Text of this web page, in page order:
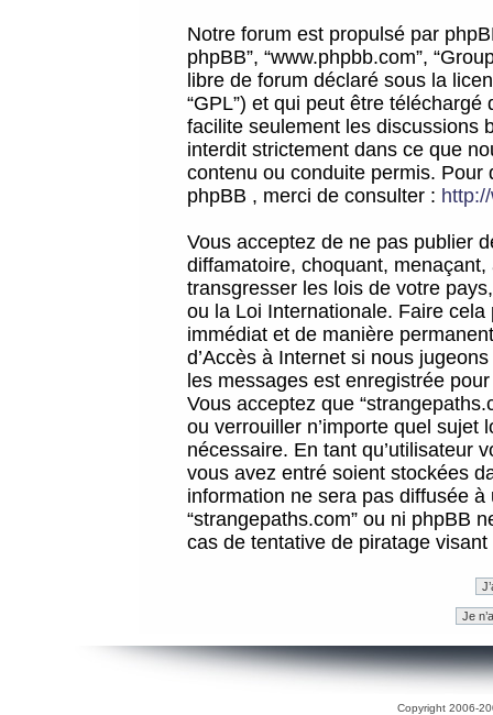
Notre forum est propulsé par
phpBB”, “www.phpbb.com”,
libre de forum déclaré sous la
“GPL”) et qui peut être téléchargé
facilite seulement les discussions
interdit strictement dans ce que
contenu ou conduite permis.
phpBB , merci de consulter :
Vous acceptez de ne pas publier
diffamatoire, choquant,
transgresser les lois de votre
ou la Loi Internationale. Faire
immédiat et de manière
d’Accès à Internet si nous
les messages est enregistrée
Vous acceptez que
ou verrouiller n’importe quel sujet
nécessaire. En tant qu’utilisateur
vous avez entré soient stockées
information ne sera pas diffusée
“strangepaths.com” ou ni phpBB
cas de tentative de piratage
Copyright 2006-